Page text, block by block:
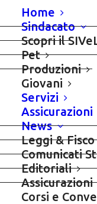
Home
Sindacato
Scopri il
Pet
Produzioni
Giovani
Servizi
Assicurazioni
News
Leggi & Fisco
Comunicati
Editoriali
Assicurazioni
Corsi e